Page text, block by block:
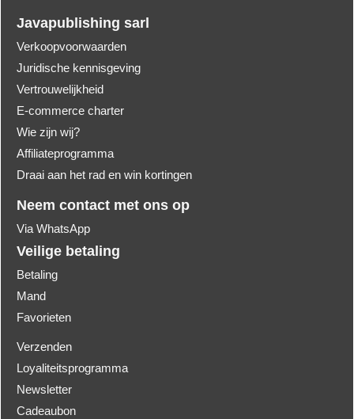
Javapublishing sarl
Verkoopvoorwaarden
Juridische kennisgeving
Vertrouwelijkheid
E-commerce charter
Wie zijn wij?
Affiliateprogramma
Draai aan het rad en win kortingen
Neem contact met ons op
Via WhatsApp
Veilige betaling
Betaling
Mand
Favorieten
Verzenden
Loyaliteitsprogramma
Newsletter
Cadeaubon